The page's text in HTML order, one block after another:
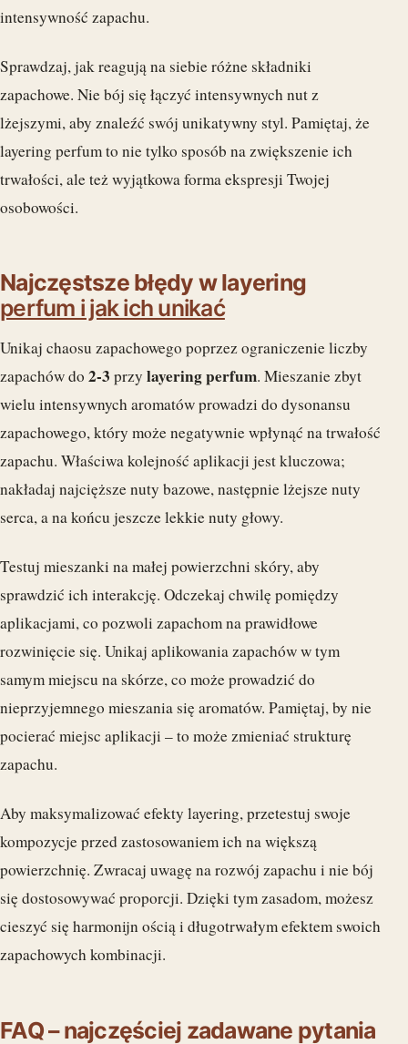
intensywność zapachu.
Sprawdzaj, jak reagują na siebie różne składniki
zapachowe. Nie bój się łączyć intensywnych nut z
lżejszymi, aby znaleźć swój unikatywny styl. Pamiętaj, że
layering perfum to nie tylko sposób na zwiększenie ich
trwałości, ale też wyjątkowa forma ekspresji Twojej
osobowości.
Najczęstsze błędy w layering
perfum i jak ich unikać
Unikaj chaosu zapachowego poprzez ograniczenie liczby
zapachów do 2-3 przy layering perfum. Mieszanie zbyt
wielu intensywnych aromatów prowadzi do dysonansu
zapachowego, który może negatywnie wpłynąć na trwałość
zapachu. Właściwa kolejność aplikacji jest kluczowa;
nakładaj najcięższe nuty bazowe, następnie lżejsze nuty
serca, a na końcu jeszcze lekkie nuty głowy.
Testuj mieszanki na małej powierzchni skóry, aby
sprawdzić ich interakcję. Odczekaj chwilę pomiędzy
aplikacjami, co pozwoli zapachom na prawidłowe
rozwinięcie się. Unikaj aplikowania zapachów w tym
samym miejscu na skórze, co może prowadzić do
nieprzyjemnego mieszania się aromatów. Pamiętaj, by nie
pocierać miejsc aplikacji – to może zmieniać strukturę
zapachu.
Aby maksymalizować efekty layering, przetestuj swoje
kompozycje przed zastosowaniem ich na większą
powierzchnię. Zwracaj uwagę na rozwój zapachu i nie bój
się dostosowywać proporcji. Dzięki tym zasadom, możesz
cieszyć się harmonijn ością i długotrwałym efektem swoich
zapachowych kombinacji.
FAQ – najczęściej zadawane pytania